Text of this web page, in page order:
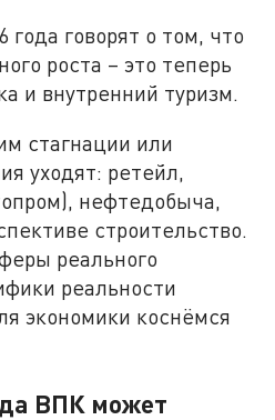
года говорят о том, что
роста – это теперь
и внутренний туризм.
стагнации или
уходят: ретейл,
нефтедобыча,
строительство.
реального
реальности
экономики коснёмся
ВПК может